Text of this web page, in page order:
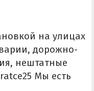
на улицах
дорожно-
нештатные
Мы есть